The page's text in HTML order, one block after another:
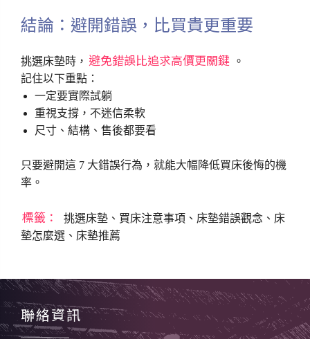
結論：避開錯誤，比買貴更重要
挑選床墊時， 避免錯誤比追求高價更關鍵 。
記住以下重點：
一定要實際試躺
重視支撐，不迷信柔軟
尺寸、結構、售後都要看
只要避開這 7 大錯誤行為，就能大幅降低買床後悔的機
率。
標籤：
挑選床墊、買床注意事項、床墊錯誤觀念、床
墊怎麼選、床墊推薦
聯絡資訊